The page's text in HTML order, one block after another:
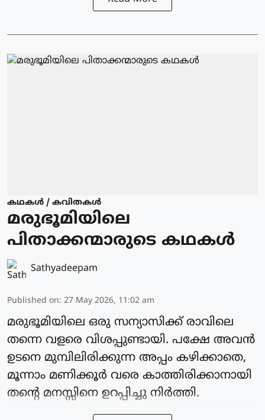
കഥകള്‍ / കവിതകള്‍
മരുഭൂമിയിലെ
പിതാക്കന്മാരുടെ കഥകൾ
Sathyadeepam
Published on: 27 May 2026, 11:02 am
മരുഭൂമിയിലെ ഒരു സന്യാസിക്ക് രാവിലെ
തന്നെ വളരെ വിശപ്പുണ്ടായി. പക്ഷേ അവൻ
ഉടനെ മുമ്പിലിരിക്കുന്ന അപ്പം കഴിക്കാതെ,
മൂന്നാം മണിക്കൂർ വരെ കാത്തിരിക്കാനായി
തന്റെ മനസ്സിനെ ഉറപ്പിച്ചു നിർത്തി.